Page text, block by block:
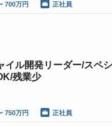
700万円 正社員
ル開発リーダー/スペ
残業少
750万円 正社員